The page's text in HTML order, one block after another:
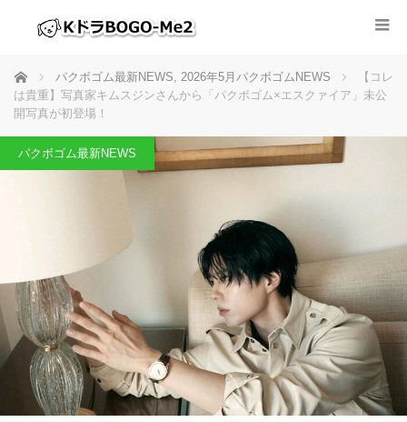
ホーム パクボゴム最新NEWS, 2026年5月パクボゴムNEWS
【コレ
は貴重】写真家キムスジンさんから「パクボゴム×エスクァイア」未公
開写真が初登場！
パクボゴム最新NEWS